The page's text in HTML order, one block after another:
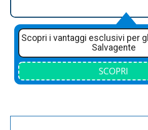
Scopri i vantaggi esclusivi per
Salvagente
SCOPRI